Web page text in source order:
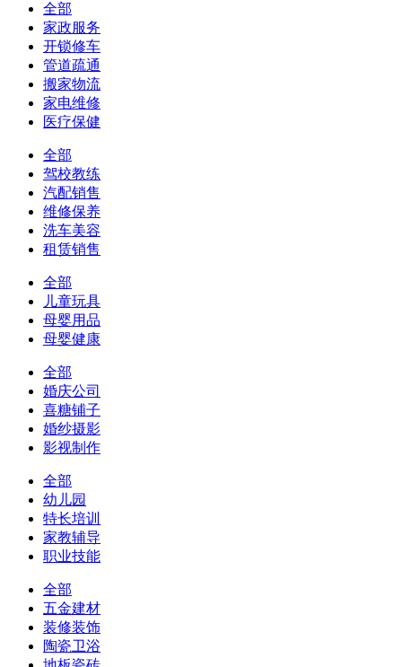
全部
家政服务
开锁修车
管道疏通
搬家物流
家电维修
医疗保健
全部
驾校教练
汽配销售
维修保养
洗车美容
租赁销售
全部
儿童玩具
母婴用品
母婴健康
全部
婚庆公司
喜糖铺子
婚纱摄影
影视制作
全部
幼儿园
特长培训
家教辅导
职业技能
全部
五金建材
装修装饰
陶瓷卫浴